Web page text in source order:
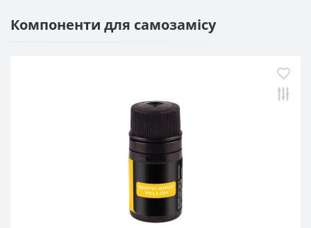
Компоненти для самозамісу